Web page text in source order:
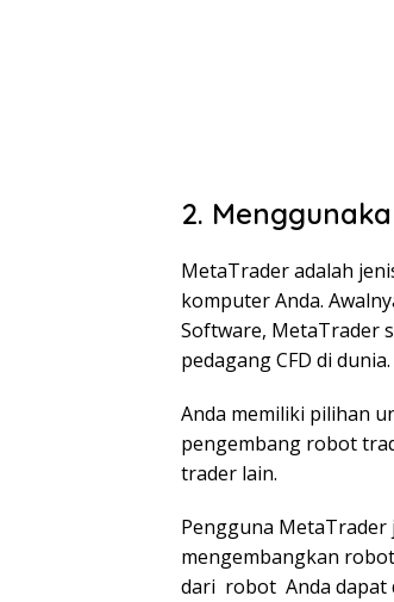
2.
MetaTrader adalah
komputer Anda.
Software, MetaTrader
pedagang CFD di dunia.
Anda memiliki pilihan
pengembang robot
trader lain.
Pengguna
mengembangkan
dari robot Anda dapat